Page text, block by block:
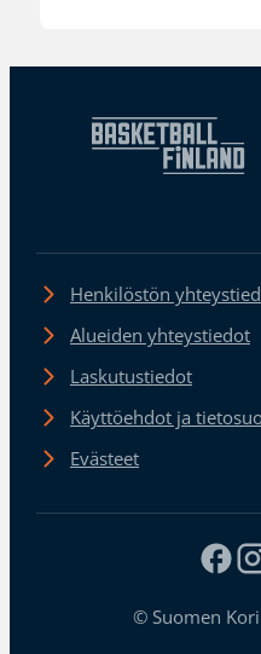
Henkilöstön
Alueiden yhteystiedot
Laskutustiedot
Käyttöehdot ja
Evästeet
© Suomen